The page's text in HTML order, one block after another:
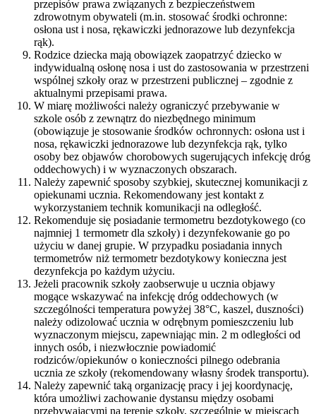
przepisów prawa związanych z bezpieczeństwem
zdrowotnym obywateli (m.in. stosować środki ochronne:
osłona ust i nosa, rękawiczki jednorazowe lub dezynfekcja
rąk).
Rodzice dziecka mają obowiązek zaopatrzyć dziecko w
indywidualną osłonę nosa i ust do zastosowania w przestrzeni
wspólnej szkoły oraz w przestrzeni publicznej – zgodnie z
aktualnymi przepisami prawa.
W miarę możliwości należy ograniczyć przebywanie w
szkole osób z zewnątrz do niezbędnego minimum
(obowiązuje je stosowanie środków ochronnych: osłona ust i
nosa, rękawiczki jednorazowe lub dezynfekcja rąk, tylko
osoby bez objawów chorobowych sugerujących infekcję dróg
oddechowych) i w wyznaczonych obszarach.
Należy zapewnić sposoby szybkiej, skutecznej komunikacji z
opiekunami ucznia. Rekomendowany jest kontakt z
wykorzystaniem technik komunikacji na odległość.
Rekomenduje się posiadanie termometru bezdotykowego (co
najmniej 1 termometr dla szkoły) i dezynfekowanie go po
użyciu w danej grupie. W przypadku posiadania innych
termometrów niż termometr bezdotykowy konieczna jest
dezynfekcja po każdym użyciu.
Jeżeli pracownik szkoły zaobserwuje u ucznia objawy
mogące wskazywać na infekcję dróg oddechowych (w
szczególności temperatura powyżej 38°C, kaszel, duszności)
należy odizolować ucznia w odrębnym pomieszczeniu lub
wyznaczonym miejscu, zapewniając min. 2 m odległości od
innych osób, i niezwłocznie powiadomić
rodziców/opiekunów o konieczności pilnego odebrania
ucznia ze szkoły (rekomendowany własny środek transportu).
Należy zapewnić taką organizację pracy i jej koordynację,
która umożliwi zachowanie dystansu między osobami
przebywającymi na terenie szkoły, szczególnie w miejscach